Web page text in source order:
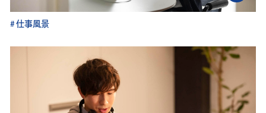
仕事風景